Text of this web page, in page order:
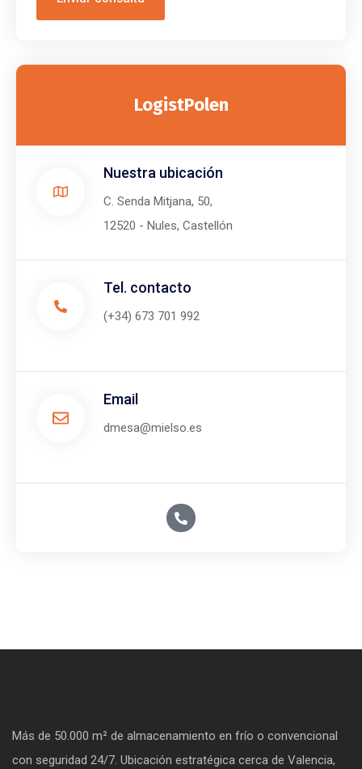
LogistPolen
Nuestra ubicación
C. Senda Mitjana, 50,
12520 - Nules, Castellón
Tel. contacto
(+34) 673 701 992
Email
dmesa@mielso.es
Más de 50.000 m² de almacenamiento en frío o convencional
con seguridad 24/7. Ubicación estratégica cerca de Valencia,